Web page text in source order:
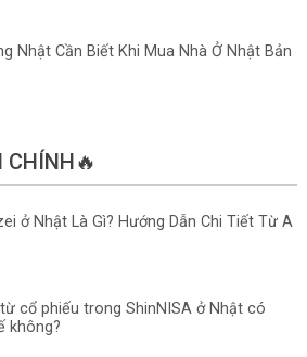
Nhật Cần Biết Khi Mua Nhà Ở Nhật Bản
CHÍNH🔥
ở Nhật Là Gì? Hướng Dẫn Chi Tiết Từ A
cổ phiếu trong ShinNISA ở Nhật có
không?